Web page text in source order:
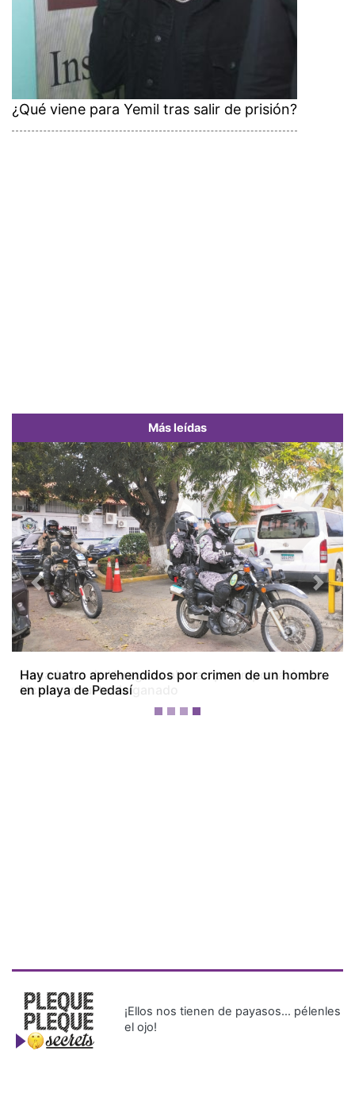
¿Qué viene para Yemil tras salir de prisión?
Más leídas
Ganaderos de Veraguas alertan por importaciones
lácteas y hurto de ganado
Previous Next
¡Ellos nos tienen de payasos… pélenles
el ojo!